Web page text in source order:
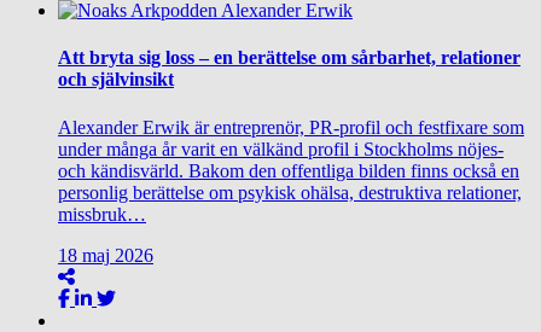
Att bryta sig loss – en berättelse om sårbarhet, relationer
och självinsikt
Alexander Erwik är entreprenör, PR-profil och festfixare som
under många år varit en välkänd profil i Stockholms nöjes-
och kändisvärld. Bakom den offentliga bilden finns också en
personlig berättelse om psykisk ohälsa, destruktiva relationer,
missbruk…
18 maj 2026